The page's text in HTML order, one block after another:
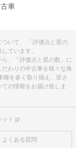
車
いて、 「評価点と星の
ています。
、「評価点と星の数」に
わりの中古車を様々な角
種を多く取り揃え、皆さ
の情報をお届け致しま
ット.jp
よくある質問